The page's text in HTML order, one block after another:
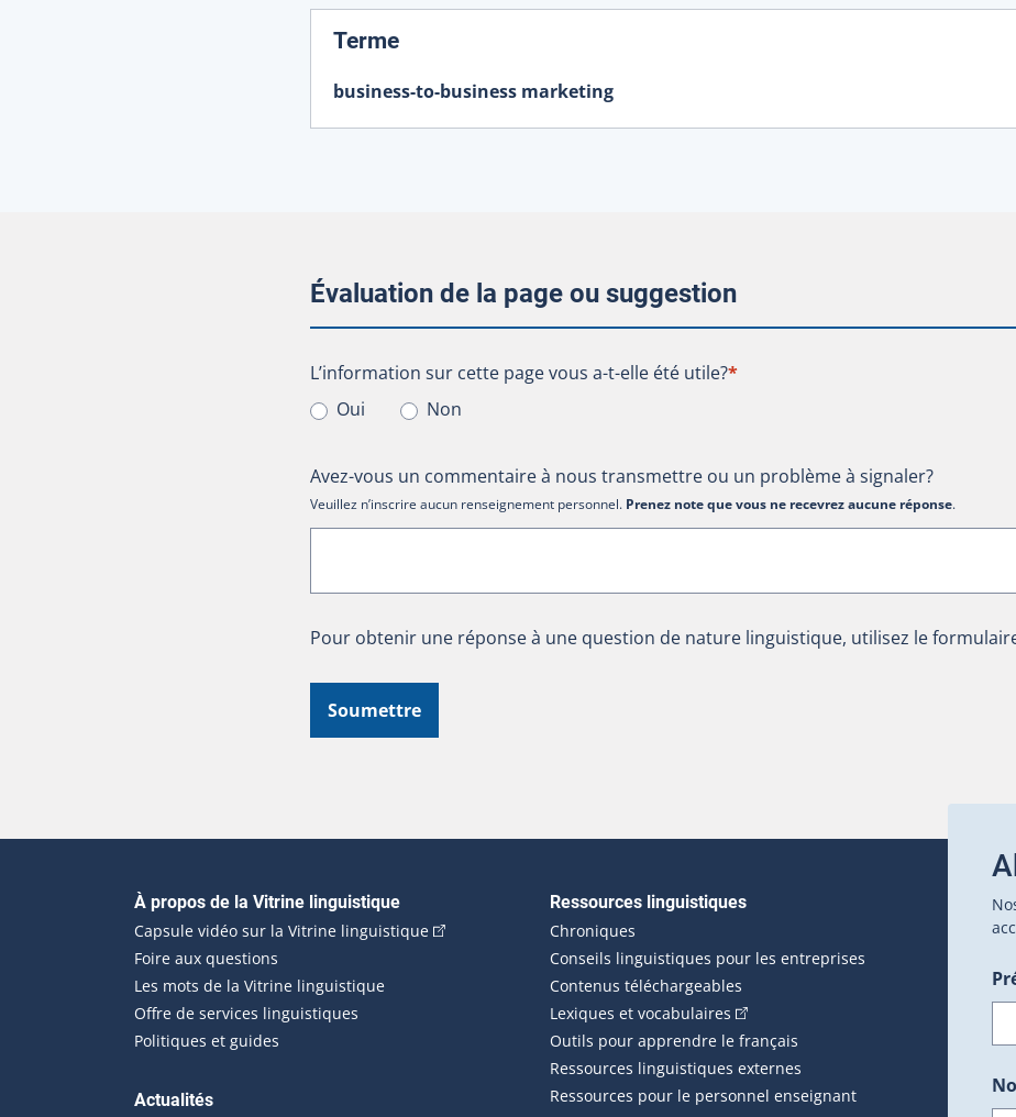
Terme:
business-to-business marketing
Évaluation de la page ou suggestion
L’information sur cette page vous a-t-elle été utile?
L’information sur cette page vous a-t-elle été utile?*
Oui
Non
Avez-vous un commentaire à nous transmettre ou un problème à signaler?
Veuillez n’inscrire aucun renseignement personnel. Prenez note que vous ne recevrez aucune réponse.
Pour obtenir une réponse à une question de nature linguistique, utilisez le
Soumettre
Navigation principale
À propos de la Vitrine linguistique
Capsule vidéo sur la Vitrine linguistique(Cet hyperlien externe s'ouvrira dans une nouvelle fenêtre.)
Foire aux questions
Les mots de la Vitrine linguistique
Offre de services linguistiques
Politiques et guides
Actualités
Ressources linguistiques
Chroniques
Conseils linguistiques pour les entreprises
Contenus téléchargeables
Lexiques et vocabulaires (Cet hyperlien externe s'ouvrira dans
Outils pour apprendre le français
Ressources linguistiques externes
Ressources pour le personnel enseignant